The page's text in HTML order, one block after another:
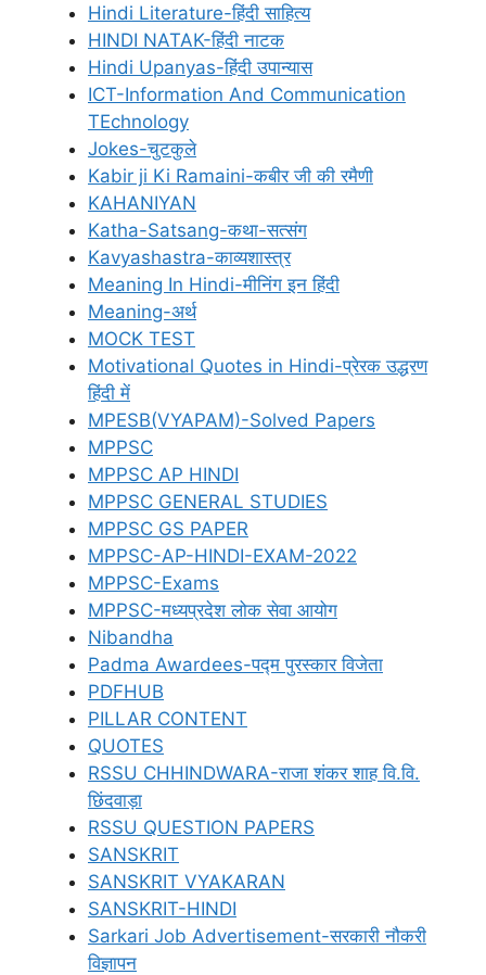
Hindi Literature-हिंदी साहित्य
HINDI NATAK-हिंदी नाटक
Hindi Upanyas-हिंदी उपान्यास
ICT-Information And Communication
TEchnology
Jokes-चुटकुले
Kabir ji Ki Ramaini-कबीर जी की रमैणी
KAHANIYAN
Katha-Satsang-कथा-सत्संग
Kavyashastra-काव्यशास्त्र
Meaning In Hindi-मीनिंग इन हिंदी
Meaning-अर्थ
MOCK TEST
Motivational Quotes in Hindi-प्रेरक उद्धरण
हिंदी में
MPESB(VYAPAM)-Solved Papers
MPPSC
MPPSC AP HINDI
MPPSC GENERAL STUDIES
MPPSC GS PAPER
MPPSC-AP-HINDI-EXAM-2022
MPPSC-Exams
MPPSC-मध्यप्रदेश लोक सेवा आयोग
Nibandha
Padma Awardees-पद्म पुरस्कार विजेता
PDFHUB
PILLAR CONTENT
QUOTES
RSSU CHHINDWARA-राजा शंकर शाह वि.वि.
छिंदवाड़ा
RSSU QUESTION PAPERS
SANSKRIT
SANSKRIT VYAKARAN
SANSKRIT-HINDI
Sarkari Job Advertisement-सरकारी नौकरी
विज्ञापन